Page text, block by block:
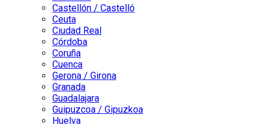
Castellón / Castelló
Ceuta
Ciudad Real
Córdoba
Coruña
Cuenca
Gerona / Girona
Granada
Guadalajara
Guipuzcoa / Gipuzkoa
Huelva